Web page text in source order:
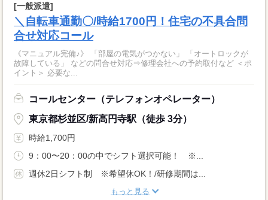
[一般派遣]
＼自転車通勤〇/時給1700円！住宅の不具合問
合せ対応コール
《マニュアル完備♪》 「部屋の電気がつかない」 「オートロックが
故障している」 などの問合せ対応⇒修理会社への予約取付など ＜ポ
イント＞ 必要な...
コールセンター（テレフォンオペレーター）
東京都杉並区/新高円寺駅（徒歩 3分）
時給1,700円
9：00〜20：00の中でシフト選択可能！ ※...
週休2日シフト制 ※希望休OK！/研修期間は...
もっと見る